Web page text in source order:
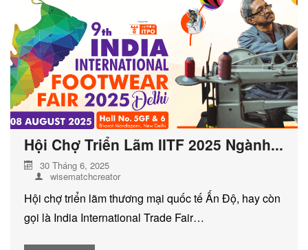
Hội Chợ Triển Lãm IITF 2025 Ngành...
30 Tháng 6, 2025
wisematchcreator
Hội chợ triển lãm thương mại quốc tế Ấn Độ, hay còn
gọi là India International Trade Fair…
DỊCH VỤ KIỂM KÊ KHÍ THẢI NHÀ
KÍNH